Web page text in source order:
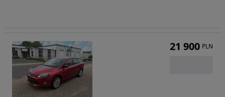
21 900 PLN